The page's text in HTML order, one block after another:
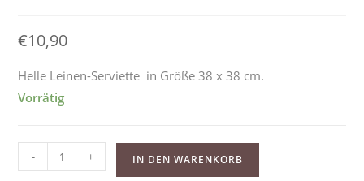
€10,90
Helle Leinen-Serviette in Größe 38 x 38 cm.
Vorrätig
Serviette
- + IN DEN WARENKORB